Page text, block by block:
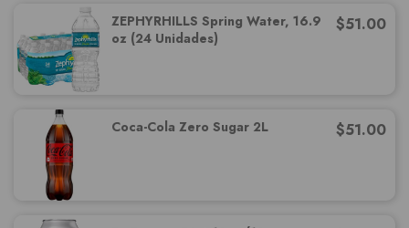
ZEPHYRHILLS Spring Water, 16.9
oz (24 Unidades)
$51.00
Coca-Cola Zero Sugar 2L $51.00